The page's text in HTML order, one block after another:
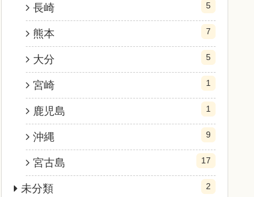
長崎 5
熊本 7
大分 5
宮崎 1
鹿児島 1
沖縄 9
宮古島 17
未分類 2